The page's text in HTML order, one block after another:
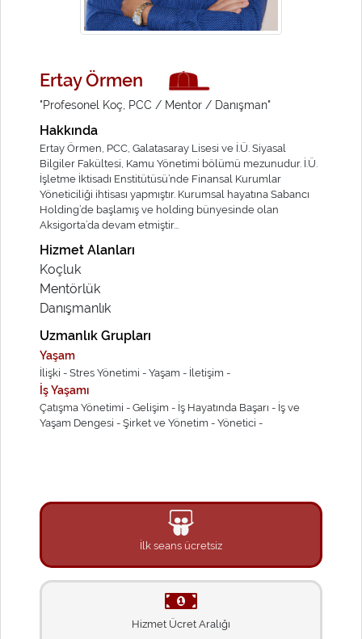
Ertay Örmen
"Profesonel Koç, PCC / Mentor / Danışman"
Hakkında
Ertay Örmen, PCC, Galatasaray Lisesi ve İ.Ü. Siyasal
Bilgiler Fakültesi, Kamu Yönetimi bölümü mezunudur. İ.Ü.
İşletme İktisadı Enstitütüsü’nde Finansal Kurumlar
Yöneticiliği ihtisası yapmıştır. Kurumsal hayatına Sabancı
Holding’de başlamış ve holding bünyesinde olan
Aksigorta’da devam etmiştir...
Hizmet Alanları
Koçluk
Mentörlük
Danışmanlık
Uzmanlık Grupları
Yaşam
İlişki - Stres Yönetimi - Yaşam - İletişim -
İş Yaşamı
Çatışma Yönetimi - Gelişim - İş Hayatında Başarı - İş ve
Yaşam Dengesi - Şirket ve Yönetim - Yönetici -
İlk seans ücretsiz
Hizmet Ücret Aralığı